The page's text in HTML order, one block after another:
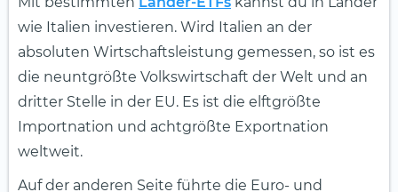
wie Italien investieren. Wird Italien an der
absoluten Wirtschaftsleistung gemessen, so ist es
die neuntgrößte Volkswirtschaft der Welt und an
dritter Stelle in der EU. Es ist die elftgrößte
Importnation und achtgrößte Exportnation
weltweit.
Auf der anderen Seite führte die Euro- und